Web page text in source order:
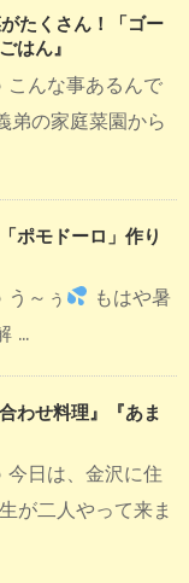
たくさん！「ゴー
はん』
こんな事あるんで
弟の家庭菜園から
ポモドーロ」作り
～ぅ
もはや暑
...
わせ料理』『あま
今日は、金沢に住
が二人やって来ま